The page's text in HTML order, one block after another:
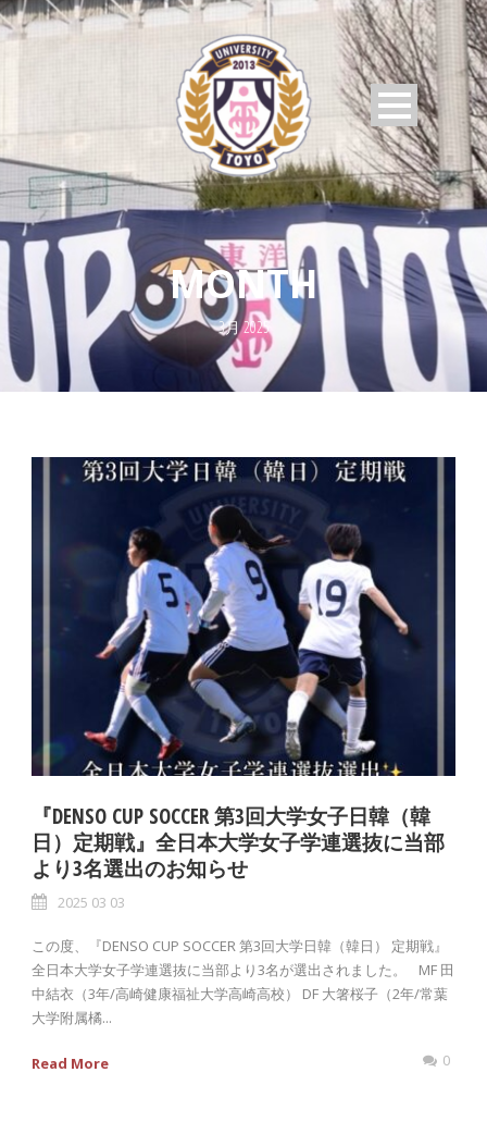
MONTH
3月 2025
『DENSO CUP SOCCER 第3回大学女子日韓（韓
日）定期戦』全日本大学女子学連選抜に当部
より3名選出のお知らせ
2025 03 03
この度、『DENSO CUP SOCCER 第3回大学日韓（韓日） 定期戦』
全日本大学女子学連選抜に当部より3名が選出されました。 MF 田
中結衣（3年/高崎健康福祉大学高崎高校） DF 大箸桜子（2年/常葉
大学附属橘...
Read More 0